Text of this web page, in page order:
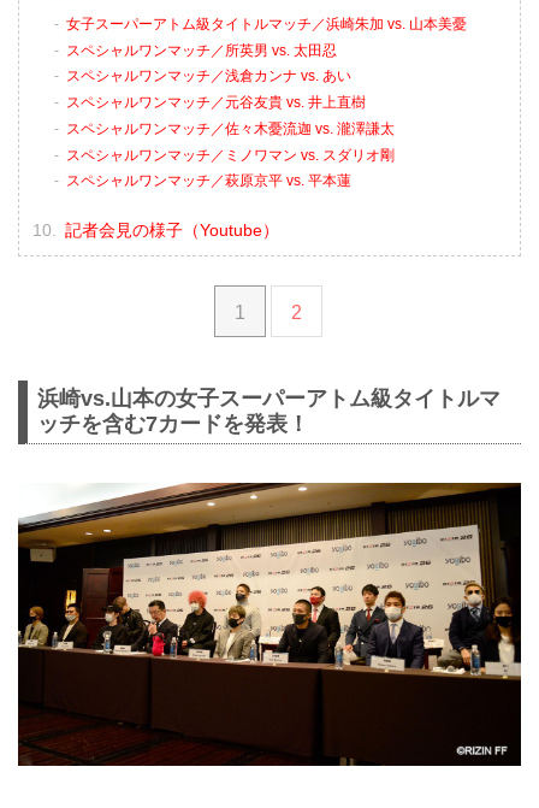
女子スーパーアトム級タイトルマッチ／浜崎朱加 vs. 山本美憂
スペシャルワンマッチ／所英男 vs. 太田忍
スペシャルワンマッチ／浅倉カンナ vs. あい
スペシャルワンマッチ／元谷友貴 vs. 井上直樹
スペシャルワンマッチ／佐々木憂流迦 vs. 瀧澤謙太
スペシャルワンマッチ／ミノワマン vs. スダリオ剛
スペシャルワンマッチ／萩原京平 vs. 平本蓮
記者会見の様子（Youtube）
1 2
浜崎vs.山本の女子スーパーアトム級タイトルマ
ッチを含む7カードを発表！